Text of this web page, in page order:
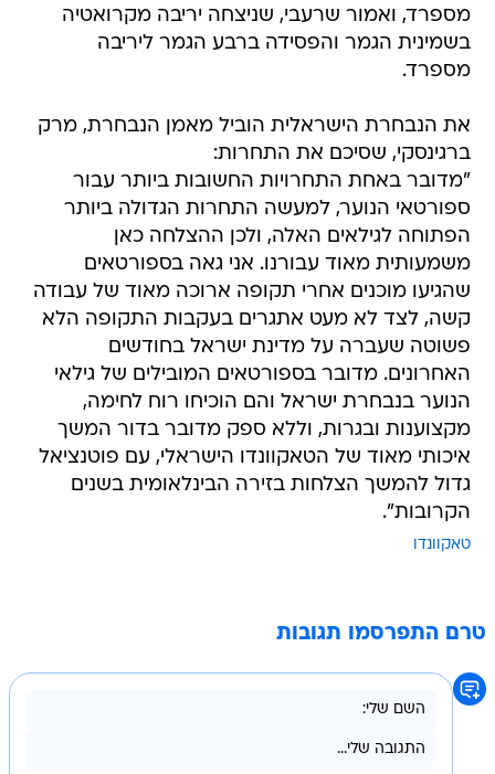
מספרד, ואמור שרעבי, שניצחה יריבה מקרואטיה
בשמינית הגמר והפסידה ברבע הגמר ליריבה
מספרד.
את הנבחרת הישראלית הוביל מאמן הנבחרת, מרק
ברגינסקי, שסיכם את התחרות:
"מדובר באחת התחרויות החשובות ביותר עבור
ספורטאי הנוער, למעשה התחרות הגדולה ביותר
הפתוחה לגילאים האלה, ולכן ההצלחה כאן
משמעותית מאוד עבורנו. אני גאה בספורטאים
שהגיעו מוכנים אחרי תקופה ארוכה מאוד של עבודה
קשה, לצד לא מעט אתגרים בעקבות התקופה הלא
פשוטה שעברה על מדינת ישראל בחודשים
האחרונים. מדובר בספורטאים המובילים של גילאי
הנוער בנבחרת ישראל והם הוכיחו רוח לחימה,
מקצוענות ובגרות, וללא ספק מדובר בדור המשך
איכותי מאוד של הטאקוונדו הישראלי, עם פוטנציאל
גדול להמשך הצלחות בזירה הבינלאומית בשנים
הקרובות".
טאקוונדו
טרם התפרסמו תגובות